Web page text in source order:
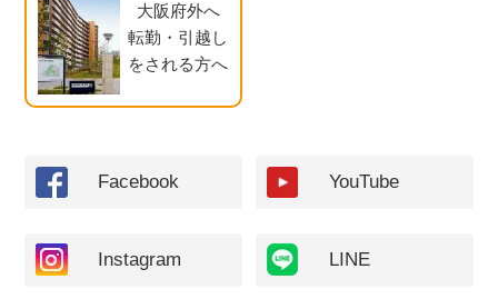
大阪府外へ
転勤・引越し
をされる方へ
Facebook YouTube
Instagram LINE